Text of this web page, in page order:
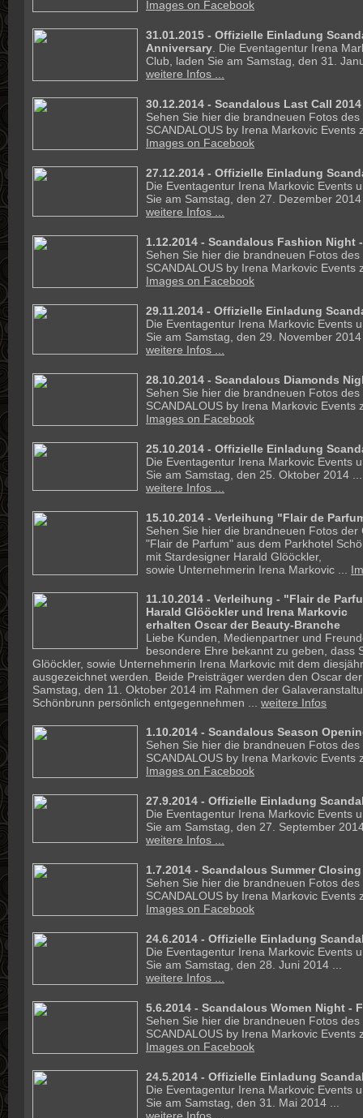
Images on Facebook
31.01.2015 - Offizielle Einladung
Anniversary . Die Eventagentur Irena
Club, laden Sie am Samstag, den 31.
weitere Infos ...
30.12.2014 - Scandalous Last Call
Sehen Sie hier die brandneuen Fotos
SCANDALOUS by Irena Markovic Events
Images on Facebook
27.12.2014 - Offizielle Einladung
Die Eventagentur Irena Markovic Events
Sie am Samstag, den 27. Dezember
weitere Infos ...
1.12.2014 - Scandalous Fashion Night
Sehen Sie hier die brandneuen Fotos
SCANDALOUS by Irena Markovic Events
Images on Facebook
29.11.2014 - Offizielle Einladung
Die Eventagentur Irena Markovic Events
Sie am Samstag, den 29. November
weitere Infos ...
28.10.2014 - Scandalous Diamonds
Sehen Sie hier die brandneuen Fotos
SCANDALOUS by Irena Markovic Events
Images on Facebook
25.10.2014 - Offizielle Einladung
Die Eventagentur Irena Markovic Events
Sie am Samstag, den 25. Oktober 2014 ...
weitere Infos ...
15.10.2014 - Verleihung "Flair de
Sehen Sie hier die brandneuen Fotos der
"Flair de Parfum" aus dem Parkhotel
mit Stardesigner Harald Glööckler,
sowie Unternehmerin Irena Markovic ...
11.10.2014 - Verleihung - "Flair de
Harald Glööckler und Irena Markovic
erhalten Oscar der Beauty-Branche
Liebe Kunden, Medienpartner und
besondere Ehre bekannt zu geben, dass
Glööckler, sowie Unternehmerin Irena Markovic mit dem
ausgezeichnet werden. Beide Preisträger werden den Oscar
Samstag, den 11. Oktober 2014 im Rahmen der
Schönbrunn persönlich entgegennehmen ... weitere Infos
1.10.2014 - Scandalous Season
Sehen Sie hier die brandneuen Fotos
SCANDALOUS by Irena Markovic Events
Images on Facebook
27.9.2014 - Offizielle Einladung
Die Eventagentur Irena Markovic Events
Sie am Samstag, den 27. September
weitere Infos ...
1.7.2014 - Scandalous Summer
Sehen Sie hier die brandneuen Fotos
SCANDALOUS by Irena Markovic Events
Images on Facebook
24.6.2014 - Offizielle Einladung
Die Eventagentur Irena Markovic Events
Sie am Samstag, den 28. Juni 2014 ...
weitere Infos ...
5.6.2014 - Scandalous Women Night -
Sehen Sie hier die brandneuen Fotos
SCANDALOUS by Irena Markovic Events
Images on Facebook
24.5.2014 - Offizielle Einladung
Die Eventagentur Irena Markovic Events
Sie am Samstag, den 31. Mai 2014 ...